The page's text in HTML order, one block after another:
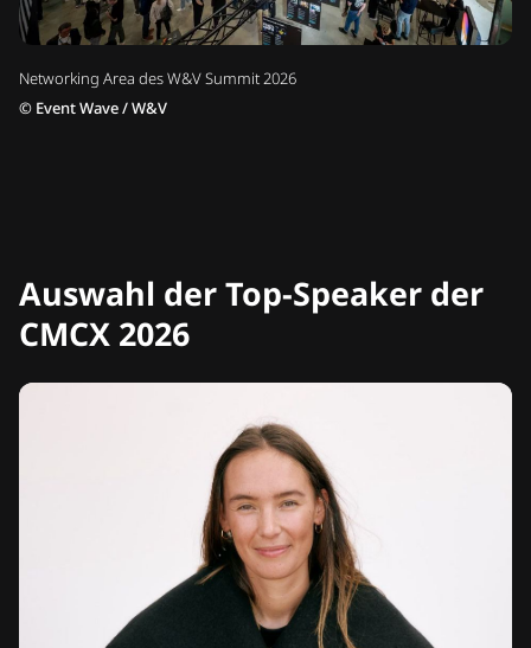
Networking Area des W&V Summit 2026
© Event Wave / W&V
Auswahl der Top-Speaker der
CMCX 2026